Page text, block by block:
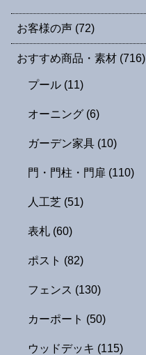
お客様の声 (72)
おすすめ商品・素材 (716)
プール (11)
オーニング (6)
ガーデン家具 (10)
門・門柱・門扉 (110)
人工芝 (51)
表札 (60)
ポスト (82)
フェンス (130)
カーポート (50)
ウッドデッキ (115)